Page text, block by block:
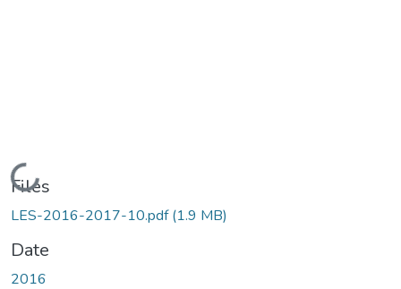
Loading...
Files
LES-2016-2017-10.pdf(1.9 MB)
Date
2016